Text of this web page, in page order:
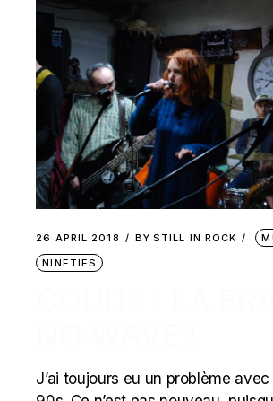
26 APRIL 2018 BY STILL IN ROCK
NINETIES
J’ai toujours eu un problème